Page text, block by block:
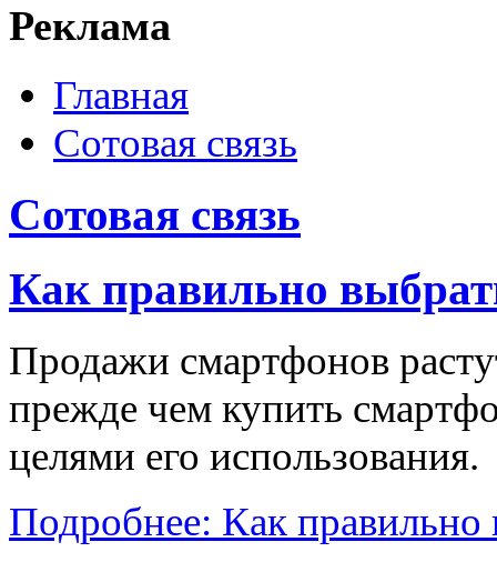
Реклама
Главная
Сотовая связь
Сотовая связь
Как правильно
Продажи смартфонов
прежде чем купить
целями его использования.
Подробнее: Как правильно